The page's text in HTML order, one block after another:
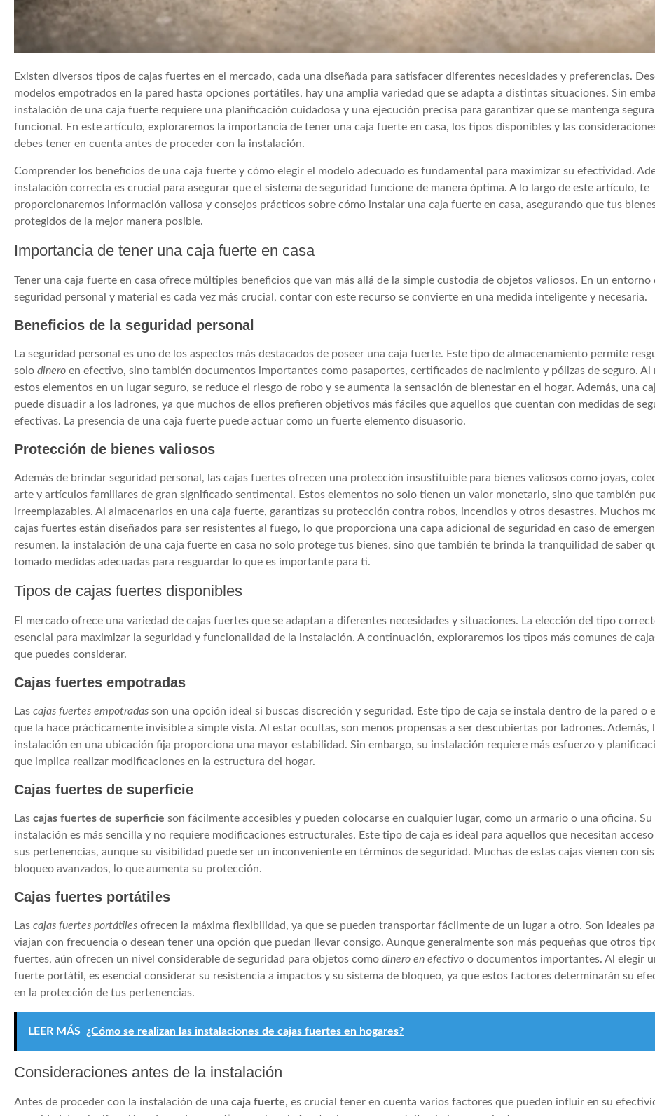
Existen diversos tipos de cajas fuertes en el mercado, cada una diseñada para satisfacer diferentes necesidades y preferencias.
modelos empotrados en la pared hasta opciones portátiles, hay una amplia variedad que se adapta a distintas situaciones. Sin
instalación de una caja fuerte requiere una planificación cuidadosa y una ejecución precisa para garantizar que se mantenga
funcional. En este artículo, exploraremos la importancia de tener una caja fuerte en casa, los tipos disponibles y las
debes tener en cuenta antes de proceder con la instalación.
Comprender los beneficios de una caja fuerte y cómo elegir el modelo adecuado es fundamental para maximizar su efectividad.
instalación correcta es crucial para asegurar que el sistema de seguridad funcione de manera óptima. A lo largo de este artículo, te
proporcionaremos información valiosa y consejos prácticos sobre cómo instalar una caja fuerte en casa, asegurando que tus
protegidos de la mejor manera posible.
Importancia de tener una caja fuerte en casa
Tener una caja fuerte en casa ofrece múltiples beneficios que van más allá de la simple custodia de objetos valiosos. En un entorno
seguridad personal y material es cada vez más crucial, contar con este recurso se convierte en una medida inteligente y necesaria.
Beneficios de la seguridad personal
La seguridad personal es uno de los aspectos más destacados de poseer una caja fuerte. Este tipo de almacenamiento permite
solodinero en efectivo, sino también documentos importantes como pasaportes, certificados de nacimiento y pólizas de seguro. Al
estos elementos en un lugar seguro, se reduce el riesgo de robo y se aumenta la sensación de bienestar en el hogar. Además, una
puede disuadir a los ladrones, ya que muchos de ellos prefieren objetivos más fáciles que aquellos que cuentan con medidas de
efectivas. La presencia de una caja fuerte puede actuar como un fuerte elemento disuasorio.
Protección de bienes valiosos
Además de brindar seguridad personal, las cajas fuertes ofrecen una protección insustituible para bienes valiosos como joyas,
arte y artículos familiares de gran significado sentimental. Estos elementos no solo tienen un valor monetario, sino que también
irreemplazables. Al almacenarlos en una caja fuerte, garantizas su protección contra robos, incendios y otros desastres. Muchos
cajas fuertes están diseñados para ser resistentes al fuego, lo que proporciona una capa adicional de seguridad en caso de
resumen, la instalación de una caja fuerte en casa no solo protege tus bienes, sino que también te brinda la tranquilidad de saber
tomado medidas adecuadas para resguardar lo que es importante para ti.
Tipos de cajas fuertes disponibles
El mercado ofrece una variedad de cajas fuertes que se adaptan a diferentes necesidades y situaciones. La elección del tipo
esencial para maximizar la seguridad y funcionalidad de la instalación. A continuación, exploraremos los tipos más comunes de
que puedes considerar.
Cajas fuertes empotradas
Lascajas fuertes empotradas son una opción ideal si buscas discreción y seguridad. Este tipo de caja se instala dentro de la pared o
que la hace prácticamente invisible a simple vista. Al estar ocultas, son menos propensas a ser descubiertas por ladrones. Además,
instalación en una ubicación fija proporciona una mayor estabilidad. Sin embargo, su instalación requiere más esfuerzo y
que implica realizar modificaciones en la estructura del hogar.
Cajas fuertes de superficie
Lascajas fuertes de superficie son fácilmente accesibles y pueden colocarse en cualquier lugar, como un armario o una oficina. Su
instalación es más sencilla y no requiere modificaciones estructurales. Este tipo de caja es ideal para aquellos que necesitan
sus pertenencias, aunque su visibilidad puede ser un inconveniente en términos de seguridad. Muchas de estas cajas vienen con
bloqueo avanzados, lo que aumenta su protección.
Cajas fuertes portátiles
Lascajas fuertes portátiles ofrecen la máxima flexibilidad, ya que se pueden transportar fácilmente de un lugar a otro. Son ideales
viajan con frecuencia o desean tener una opción que puedan llevar consigo. Aunque generalmente son más pequeñas que otros
fuertes, aún ofrecen un nivel considerable de seguridad para objetos comodinero en efectivo o documentos importantes. Al elegir
fuerte portátil, es esencial considerar su resistencia a impactos y su sistema de bloqueo, ya que estos factores determinarán su
en la protección de tus pertenencias.
LEER MÁS ¿Cómo se realizan las instalaciones de cajas fuertes en hogares?
Consideraciones antes de la instalación
Antes de proceder con la instalación de unacaja fuerte, es crucial tener en cuenta varios factores que pueden influir en su